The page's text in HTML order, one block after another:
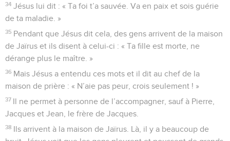
34 Jésus lui dit : « Ta foi t’a sauvée. Va en paix et sois guérie
de ta maladie. »
35 Pendant que Jésus dit cela, des gens arrivent de la maison
de Jaïrus et ils disent à celui-ci : « Ta fille est morte, ne
dérange plus le maître. »
36 Mais Jésus a entendu ces mots et il dit au chef de la
maison de prière : « N’aie pas peur, crois seulement ! »
37 Il ne permet à personne de l’accompagner, sauf à Pierre,
Jacques et Jean, le frère de Jacques.
38 Ils arrivent à la maison de Jaïrus. Là, il y a beaucoup de